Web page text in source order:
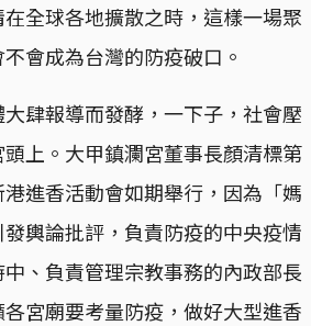
全球各地擴散之時，這樣一場聚
會成為台灣的防疫破口。
肆報導而發酵，一下子，社會壓
上。大甲鎮瀾宮董事長顏清標第
進香活動會如期舉行，因為「媽
輿論批評，負責防疫的中央疫情
、負責管理宗教事務的內政部長
宮廟要考量防疫，做好大型進香